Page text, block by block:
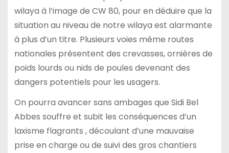
wilaya à l’image de CW 80, pour en déduire que la
situation au niveau de notre wilaya est alarmante
à plus d’un titre. Plusieurs voies même routes
nationales présentent des crevasses, ornières de
poids lourds ou nids de poules devenant des
dangers potentiels pour les usagers.
On pourra avancer sans ambages que Sidi Bel
Abbes souffre et subit les conséquences d’un
laxisme flagrants , découlant d’une mauvaise
prise en charge ou de suivi des gros chantiers